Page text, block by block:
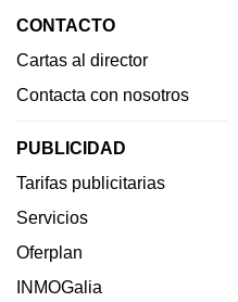
CONTACTO
Cartas al director
Contacta con nosotros
PUBLICIDAD
Tarifas publicitarias
Servicios
Oferplan
INMOGalia